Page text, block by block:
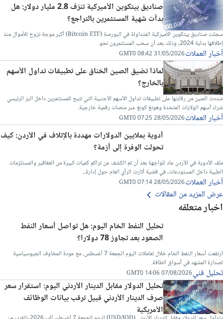
صناديق بيتكوين الأميركية تنزف 2.8 مليار دولار: هل
بدأت شهية المستثمرين بالتراجع؟
سجلت صناديق بيتكوين الأميركية المتداولة في البورصة (Bitcoin ETF) أكبر موجة نزوح للأموال منذ
إطلاقها بداية 2024، وذلك بعد أن سحب المستثمرون نحو.
أخبار العملات31/05/2026 08:42 GMT0
لماذا تضيق الصين الخناق على تطبيقات تداول الأسهم
بالخارج؟
شددت الصين من رقابتها على تطبيقات تداول الأسهم الأجنبية التي تتيح للمستثمرين داخل البر الرئيسي
شراء أسهم الولايات المتحدة وهونغ كونغ عبر منصات رقمية خارجية.
أخبار العملات28/05/2026 07:25 GMT0
أدوية بملايين الدولارات مهددة بالإتلاف في الأردن: كيف
تحولت الوفرة إلى أزمة؟
ملف الأدوية في الأردن عاد للواجهة بعد أن تم الكشف عن تراكم كميات كبيرة من العقاقير والمستلزمات
الطبية داخل المستودعات، في قضية أثارت الرأي العام حول إدارة...
أخبار العملات28/05/2026 07:14 GMT0
عرض المزيد من المقالات
اخبار متعلقه
تحليل النفط الخام اليوم: هل تواصل أسعار النفط
الصعود بعد تجاوز 78 دولارا؟
ارتفعت أسعار النفط الخام خلال تعاملات اليوم الجمعة 7 أغسطس، مع عودة المخاوف الجيوسياسية
لصدارة المشهد في أسواق الطاقة.
تحليل فني07/08/2026 14:06 GMT0
تحليل الدولار مقابل الدينار الأردني اليوم: استقرار سعر
صرف الدينار الأردني قبيل ترقب بيانات الوظائف
الأمريكية